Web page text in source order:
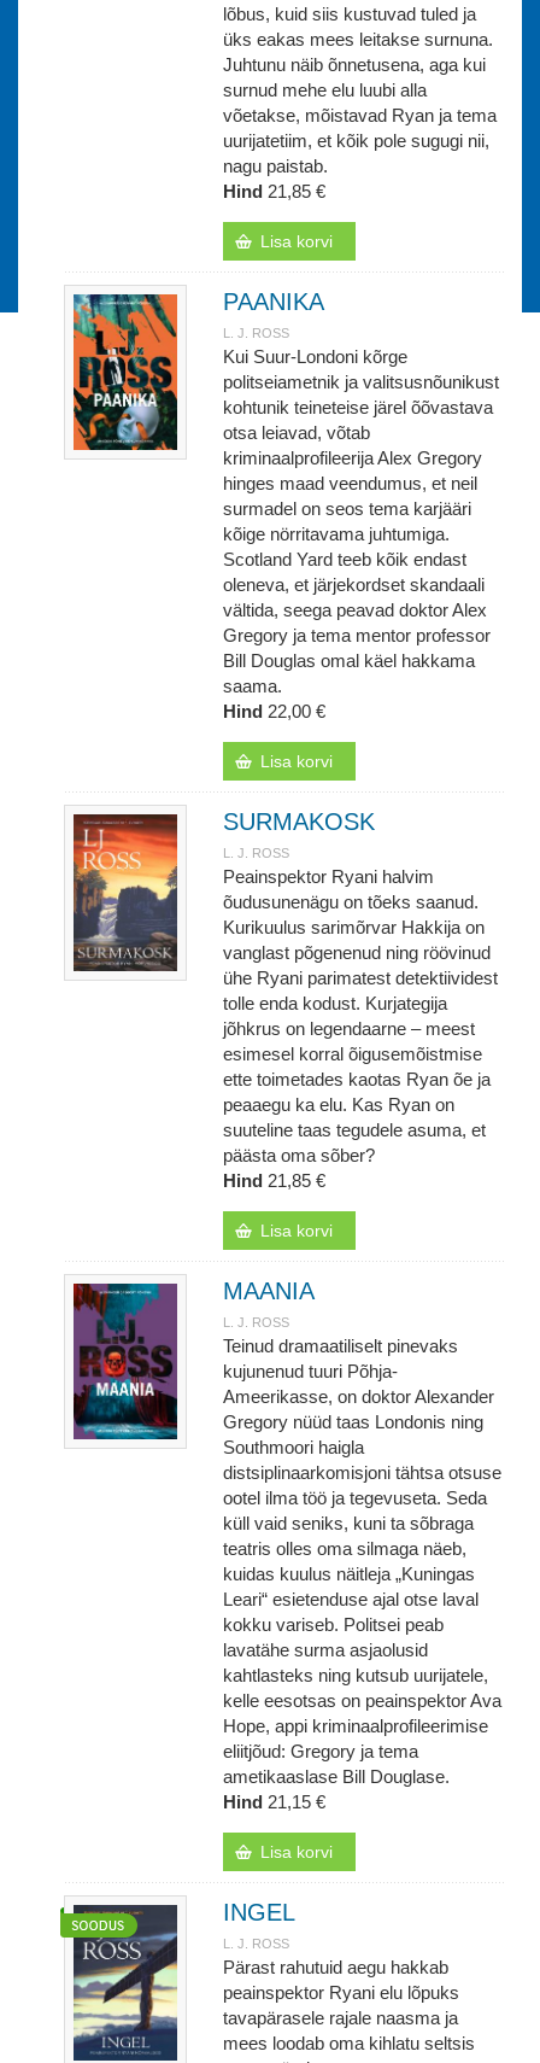
lõbus, kuid siis kustuvad tuled ja
üks eakas mees leitakse surnuna.
Juhtunu näib õnnetusena, aga kui
surnud mehe elu luubi alla
võetakse, mõistavad Ryan ja tema
uurijatetiim, et kõik pole sugugi nii,
nagu paistab.
Hind 21,85 €
Lisa korvi
PAANIKA
L. J. ROSS
Kui Suur-Londoni kõrge
politseiametnik ja valitsusnõunikust
kohtunik teineteise järel õõvastava
otsa leiavad, võtab
kriminaalprofileerija Alex Gregory
hinges maad veendumus, et neil
surmadel on seos tema karjääri
kõige nörritavama juhtumiga.
Scotland Yard teeb kõik endast
oleneva, et järjekordset skandaali
vältida, seega peavad doktor Alex
Gregory ja tema mentor professor
Bill Douglas omal käel hakkama
saama.
Hind 22,00 €
Lisa korvi
SURMAKOSK
L. J. ROSS
Peainspektor Ryani halvim
õudusunenägu on tõeks saanud.
Kurikuulus sarimõrvar Hakkija on
vanglast põgenenud ning röövinud
ühe Ryani parimatest detektiividest
tolle enda kodust. Kurjategija
jõhkrus on legendaarne – meest
esimesel korral õigusemõistmise
ette toimetades kaotas Ryan õe ja
peaaegu ka elu. Kas Ryan on
suuteline taas tegudele asuma, et
päästa oma sõber?
Hind 21,85 €
Lisa korvi
MAANIA
L. J. ROSS
Teinud dramaatiliselt pinevaks
kujunenud tuuri Põhja-
Ameerikasse, on doktor Alexander
Gregory nüüd taas Londonis ning
Southmoori haigla
distsiplinaarkomisjoni tähtsa otsuse
ootel ilma töö ja tegevuseta. Seda
küll vaid seniks, kuni ta sõbraga
teatris olles oma silmaga näeb,
kuidas kuulus näitleja „Kuningas
Leari“ esietenduse ajal otse laval
kokku variseb. Politsei peab
lavatähe surma asjaolusid
kahtlasteks ning kutsub uurijatele,
kelle eesotsas on peainspektor Ava
Hope, appi kriminaalprofileerimise
eliitjõud: Gregory ja tema
ametikaaslase Bill Douglase.
Hind 21,15 €
Lisa korvi
INGEL
L. J. ROSS
Pärast rahutuid aegu hakkab
peainspektor Ryani elu lõpuks
tavapärasele rajale naasma ja
mees loodab oma kihlatu seltsis